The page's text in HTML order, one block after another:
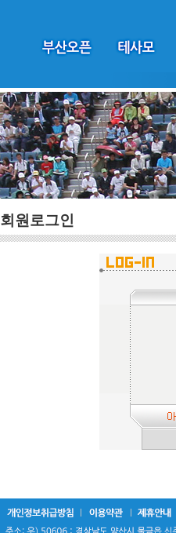
회원로그인